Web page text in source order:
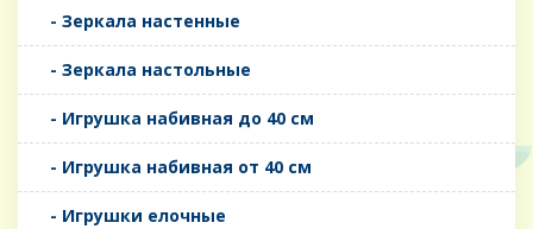
- Зеркала настенные
- Зеркала настольные
- Игрушка набивная до 40 см
- Игрушка набивная от 40 см
- Игрушки елочные